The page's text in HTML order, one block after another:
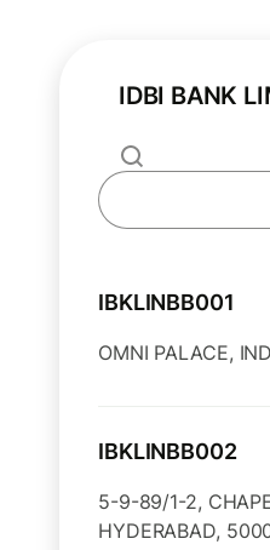
IDBI BANK
IBKLINBB001
OMNI PALACE,
IBKLINBB002
5-9-89/1-2,
HYDERABAD,